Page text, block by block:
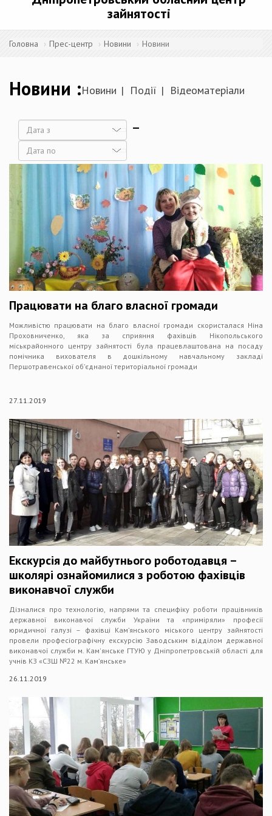
зайнятості
Головна Прес-центр Новини Новини
Новини Новини Події Відеоматеріали
Дата
Дата
Працювати на благо власної громади
Можливістю працювати на благо власної громади скористалася Ніна
Проховниченко, яка за сприяння фахівців Нікопольського
міськрайонного центру зайнятості була працевлаштована на посаду
помічника вихователя в дошкільному навчальному закладі
Першотравенської об’єднаної територіальної громади
27.11.2019
Екскурсія до майбутнього роботодавця –
школярі ознайомилися з роботою фахівців
виконавчої служби
Дізналися про технологію, напрями та специфіку роботи працівників
державної виконавчої служби України та «приміряли» професії
юридичної галузі – фахівці Кам’янського міського центру зайнятості
провели професіографічну екскурсію Заводським відділом державної
виконавчої служби м. Кам'янське ГТУЮ у Дніпропетровській області для
учнів КЗ «СЗШ №22 м. Кам’янське»
26.11.2019